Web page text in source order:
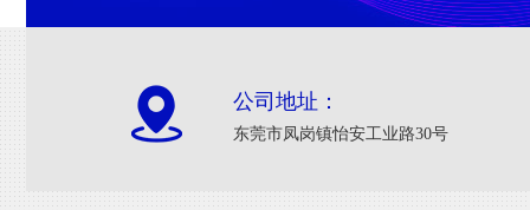
公司地址：
东莞市凤岗镇怡安工业路30号